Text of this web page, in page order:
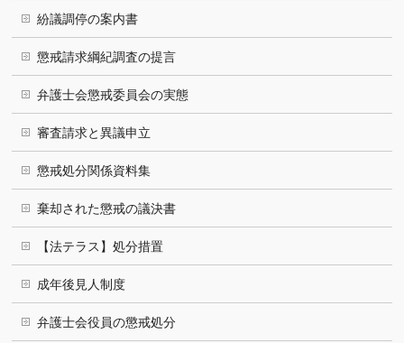
紛議調停の案内書
懲戒請求綱紀調査の提言
弁護士会懲戒委員会の実態
審査請求と異議申立
懲戒処分関係資料集
棄却された懲戒の議決書
【法テラス】処分措置
成年後見人制度
弁護士会役員の懲戒処分